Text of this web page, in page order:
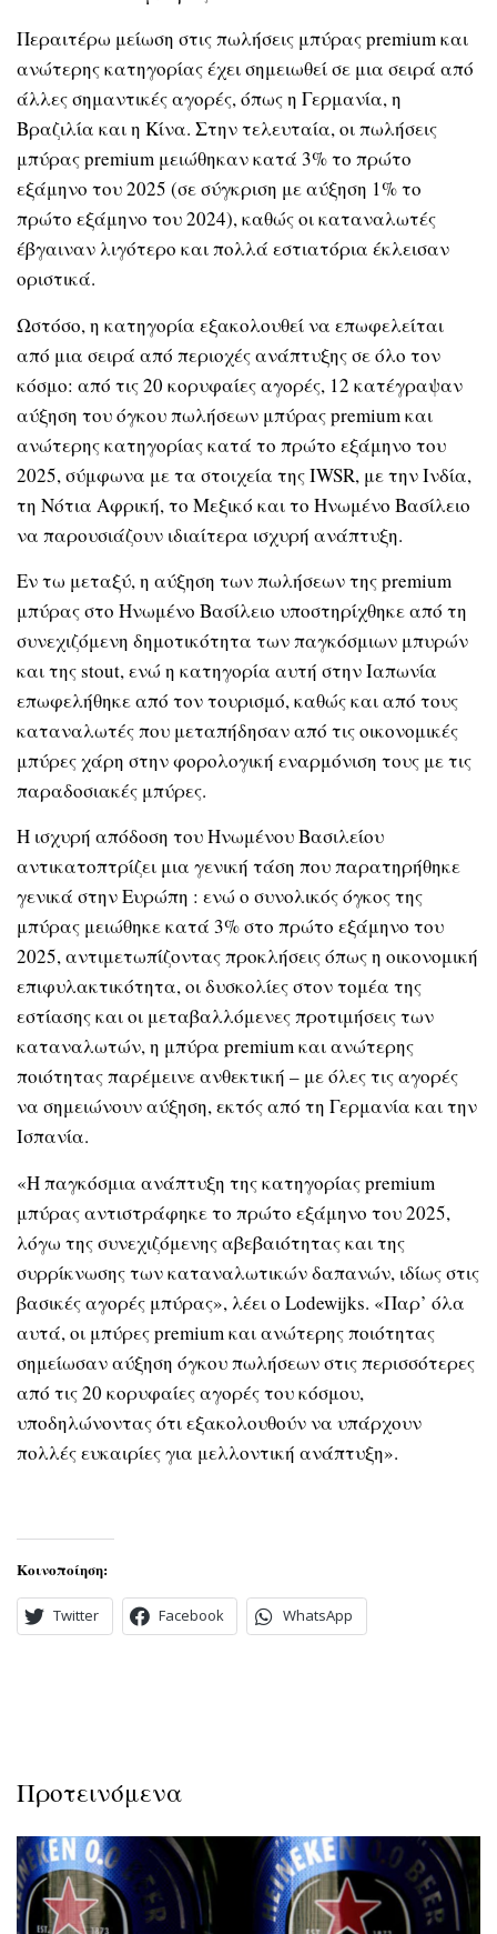
Περαιτέρω μείωση στις πωλήσεις μπύρας premium και
ανώτερης κατηγορίας έχει σημειωθεί σε μια σειρά από
άλλες σημαντικές αγορές, όπως η Γερμανία, η
Βραζιλία και η Κίνα. Στην τελευταία, οι πωλήσεις
μπύρας premium μειώθηκαν κατά 3% το πρώτο
εξάμηνο του 2025 (σε σύγκριση με αύξηση 1% το
πρώτο εξάμηνο του 2024), καθώς οι καταναλωτές
έβγαιναν λιγότερο και πολλά εστιατόρια έκλεισαν
οριστικά.
Ωστόσο, η κατηγορία εξακολουθεί να επωφελείται
από μια σειρά από περιοχές ανάπτυξης σε όλο τον
κόσμο: από τις 20 κορυφαίες αγορές, 12 κατέγραψαν
αύξηση του όγκου πωλήσεων μπύρας premium και
ανώτερης κατηγορίας κατά το πρώτο εξάμηνο του
2025, σύμφωνα με τα στοιχεία της IWSR, με την Ινδία,
τη Νότια Αφρική, το Μεξικό και το Ηνωμένο Βασίλειο
να παρουσιάζουν ιδιαίτερα ισχυρή ανάπτυξη.
Εν τω μεταξύ, η αύξηση των πωλήσεων της premium
μπύρας στο Ηνωμένο Βασίλειο υποστηρίχθηκε από τη
συνεχιζόμενη δημοτικότητα των παγκόσμιων μπυρών
και της stout, ενώ η κατηγορία αυτή στην Ιαπωνία
επωφελήθηκε από τον τουρισμό, καθώς και από τους
καταναλωτές που μεταπήδησαν από τις οικονομικές
μπύρες χάρη στην φορολογική εναρμόνιση τους με τις
παραδοσιακές μπύρες.
Η ισχυρή απόδοση του Ηνωμένου Βασιλείου
αντικατοπτρίζει μια γενική τάση που παρατηρήθηκε
γενικά στην Ευρώπη : ενώ ο συνολικός όγκος της
μπύρας μειώθηκε κατά 3% στο πρώτο εξάμηνο του
2025, αντιμετωπίζοντας προκλήσεις όπως η οικονομική
επιφυλακτικότητα, οι δυσκολίες στον τομέα της
εστίασης και οι μεταβαλλόμενες προτιμήσεις των
καταναλωτών, η μπύρα premium και ανώτερης
ποιότητας παρέμεινε ανθεκτική – με όλες τις αγορές
να σημειώνουν αύξηση, εκτός από τη Γερμανία και την
Ισπανία.
«Η παγκόσμια ανάπτυξη της κατηγορίας premium
μπύρας αντιστράφηκε το πρώτο εξάμηνο του 2025,
λόγω της συνεχιζόμενης αβεβαιότητας και της
συρρίκνωσης των καταναλωτικών δαπανών, ιδίως στις
βασικές αγορές μπύρας», λέει ο Lodewijks. «Παρ’ όλα
αυτά, οι μπύρες premium και ανώτερης ποιότητας
σημείωσαν αύξηση όγκου πωλήσεων στις περισσότερες
από τις 20 κορυφαίες αγορές του κόσμου,
υποδηλώνοντας ότι εξακολουθούν να υπάρχουν
πολλές ευκαιρίες για μελλοντική ανάπτυξη».
Κοινοποίηση:
Twitter Facebook WhatsApp
Προτεινόμενα